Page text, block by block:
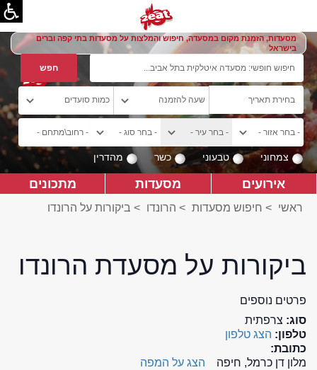
מסעדות, הזמנת מקום במסעדה, חיפוש והמלצות על מסעדות בתי קפה וברים
בישראל
צמחוני טבעוני כשר מהדרין
אירועים מסעדות מתכונים
ראשי > חיפוש מסעדות > הרונדו > ביקורות על הרונדו
ביקורות על מסעדת הרונדו
פרטים נוספים
סוג: צרפתית
טלפון: הצג טלפון
כתובת:
מלון דן כרמל, חיפה
הצג על המפה